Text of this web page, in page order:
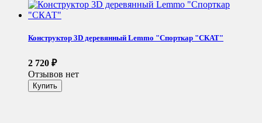
Конструктор 3D деревянный Lemmo "Спорткар "СКАТ"
2 720 ₽
Отзывов нет